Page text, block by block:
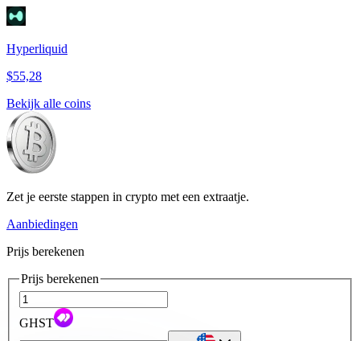
Hyperliquid
$55,28
Bekijk alle coins
Zet je eerste stappen in crypto met een extraatje.
Aanbiedingen
Prijs berekenen
Prijs berekenen
GHST